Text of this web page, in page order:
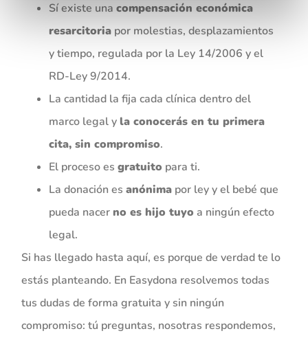
Sí existe una compensación económica
resarcitoria por molestias, desplazamientos
y tiempo, regulada por la Ley 14/2006 y el
RD-Ley 9/2014.
La cantidad la fija cada clínica dentro del
marco legal yla conocerás en tu primera
cita, sin compromiso.
El proceso es gratuito para ti.
La donación es anónima por ley y el bebé que
pueda nacerno es hijo tuyo a ningún efecto
legal.
Si has llegado hasta aquí, es porque de verdad te lo
estás planteando. En Easydona resolvemos todas
tus dudas de forma gratuita y sin ningún
compromiso: tú preguntas, nosotras respondemos,